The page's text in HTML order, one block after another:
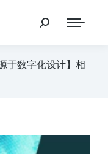
于数字化设计】相